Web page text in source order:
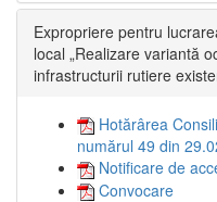
Expropriere pentru
local „Realizare variantă
infrastructurii rutiere
Hotărârea
numărul 49 din
Notificare de
Convocare